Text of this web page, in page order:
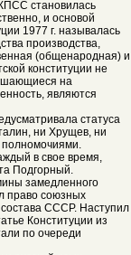
становилась
и основой
1977 г. называлась
производства,
(общенародная) и
конституции не
на
являются
статуса
ни Хрущев, ни
полномочиями.
в свое время,
Подгорный.
замедленного
право союзных
СССР. Наступил
Конституции из
по очереди